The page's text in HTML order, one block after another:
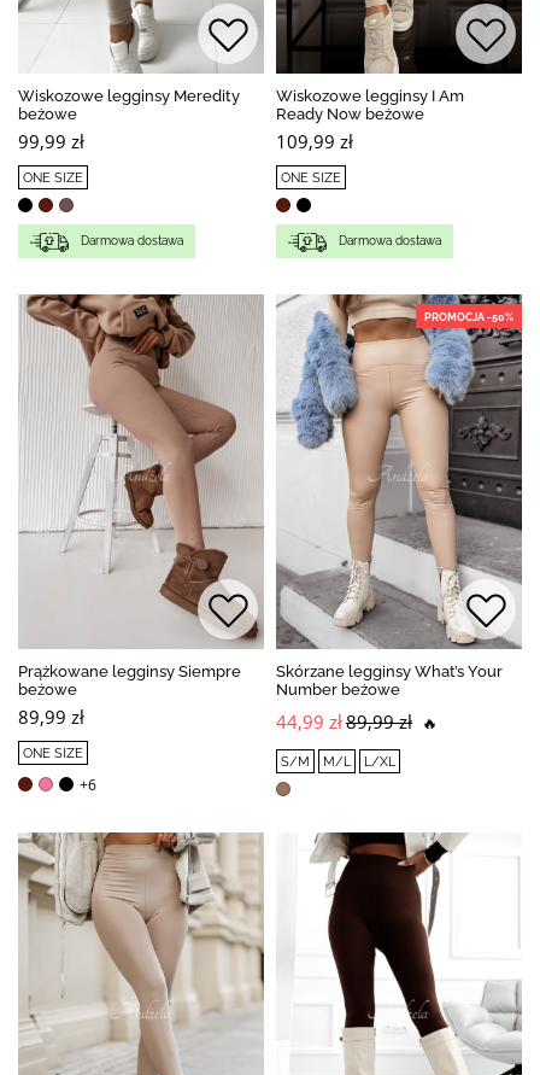
Wiskozowe legginsy Meredity
beżowe
99,99 zł
ONE SIZE
Darmowa dostawa
Wiskozowe legginsy I Am
Ready Now beżowe
109,99 zł
ONE SIZE
Darmowa dostawa
Prążkowane legginsy Siempre
beżowe
89,99 zł
ONE SIZE
+6
PROMOCJA -50%
Skórzane legginsy What’s Your
Number beżowe
44,99 zł89,99 zł 🔥
S/M M/L L/XL